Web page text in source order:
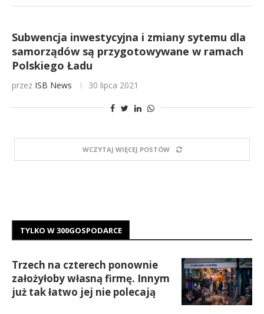
Subwencja inwestycyjna i zmiany sytemu dla
samorządów są przygotowywane w ramach
Polskiego Ładu
przez ISB News 30 lipca 2021
WCZYTAJ WIĘCEJ POSTÓW
TYLKO W 300GOSPODARCE
Trzech na czterech ponownie
założyłoby własną firmę. Innym
już tak łatwo jej nie polecają